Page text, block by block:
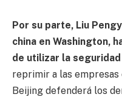
Por su parte, Liu
china en Washington,
de utilizar la seguridad
reprimir a las empresas
Beijing defenderá los